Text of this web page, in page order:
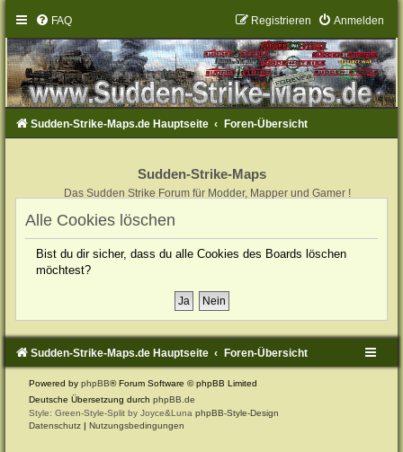
FAQ Anmelden
Registrieren
Sudden-Strike-Maps.de Hauptseite Foren-Übersicht
Sudden-Strike-Maps
Das Sudden Strike Forum für Modder, Mapper und Gamer !
Alle Cookies löschen
Bist du dir sicher, dass du alle Cookies des Boards löschen
möchtest?
Sudden-Strike-Maps.de Hauptseite Foren-Übersicht
Powered byphpBB® Forum Software © phpBB Limited
Deutsche Übersetzung durchphpBB.de
Style: Green-Style-Split by Joyce&LunaphpBB-Style-Design
Datenschutz |Nutzungsbedingungen